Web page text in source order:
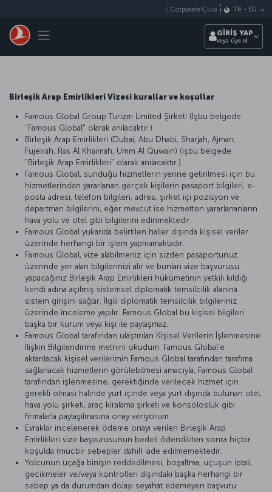
Toggle navigation
Corporate Club TR - EG
GİRİŞ YAP
veya üye ol
Birleşik Arap Emirlikleri Vizesi kurallar ve koşullar
Famous Global Group Turizm Limited Şirketi (İşbu belgede
"Famous Global" olarak anılacaktır.)
Birleşik Arap Emirlikleri (Dubai, Abu Dhabi, Sharjah, Ajman,
Fujeirah, Ras Al Khaimah, Umm Al Quwain) (işbu belgede
"Birleşik Arap Emirlikleri" olarak anılacaktır.)
Famous Global, sunduğu hizmetlerin yerine getirilmesi için bu
hizmetlerinden yararlanan gerçek kişilerin pasaport bilgileri, e-
posta adresi, telefon bilgileri, adres, şirket içi pozisyon ve
departman bilgilerini, eğer mevcut ise hizmetten yararlananların
hava yolu ve otel gibi bilgilerini edinmektedir.
Famous Global yukarıda belirtilen haller dışında kişisel veriler
üzerinde herhangi bir işlem yapmamaktadır.
Famous Global, vize alabilmeniz için sizden pasaportunuz
üzerinde yer alan bilgilerinizi alır ve bunları vize başvurusu
yapacağınız Birleşik Arap Emirlikleri hükümetinin yetkili kıldığı
kendi adına açılmış sistemsel diplomatik temsilcilik alanına
sistem girişini sağlar. İlgili diplomatik temsilcilik bilgileriniz
üzerinde inceleme yapılır. Famous Global bu kişisel bilgileri
başka bir kurum veya kişi ile paylaşmaz.
Famous Global tarafından ulaştırılan Kişisel Verilerin İşlenmesine
İlişkin Bilgilendirme metnini okudum. Famous Global’e
aktarılacak kişisel verilerimin Famous Global tarafından tarafıma
sağlanacak hizmetlerin görülebilmesi amacıyla, Famous Global
tarafından işlenmesine, gerektiğinde verilecek hizmet için
gerekli olması halinde yurt içinde veya yurt dışında bulunan otel,
hava yolu şirketi, araç kiralama şirketi ve konsolosluk gibi
firmalarla paylaşılmasına onay veriyorum.
Evraklar incelenerek ödeme onayı verilen Birleşik Arap
Emirlikleri vize başvurusunun bedeli ödendikten sonra hiçbir
koşulda (mücbir sebepler dahil) iade edilmemektedir.
Yolcunun uçağa binişin reddedilmesi, boşaltma, uçuşun iptali,
gecikmeler ve/veya kontrolleri dışındaki başka herhangi bir
sebep ya da durumdan dolayı seyahat edemeyen başvuru